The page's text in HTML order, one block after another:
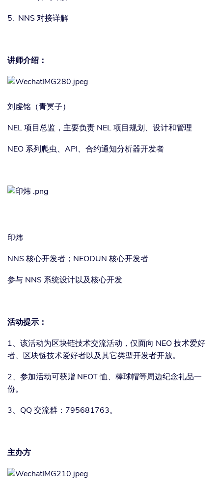
5. NNS 对接详解
讲师介绍：
刘虔铭（青冥子）
NEL 项目总监，主要负责 NEL 项目规划、设计和管理
NEO 系列爬虫、API、合约通知分析器开发者
印炜
NNS 核心开发者；NEODUN 核心开发者
参与 NNS 系统设计以及核心开发
活动提示：
1、该活动为区块链技术交流活动，仅面向 NEO 技术爱好
者、区块链技术爱好者以及其它类型开发者开放。
2、参加活动可获赠 NEOT 恤、棒球帽等周边纪念礼品一
份。
3、QQ 交流群：795681763。
主办方